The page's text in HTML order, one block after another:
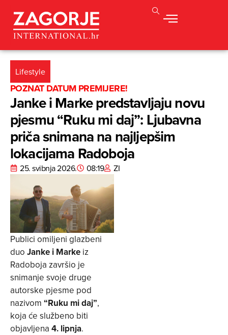
Lifestyle
POZNAT DATUM PREMIJERE!
Janke i Marke predstavljaju novu
pjesmu “Ruku mi daj”: Ljubavna
priča snimana na najljepšim
lokacijama Radoboja
25. svibnja 2026. 08:19 ZI
Publici omiljeni glazbeni
duo Janke i Marke iz
Radoboja završio je
snimanje svoje druge
autorske pjesme pod
nazivom “Ruku mi daj”,
koja će službeno biti
objavljena 4. lipnja.